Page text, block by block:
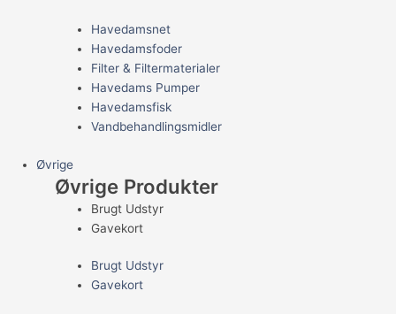
Havedamsnet
Havedamsfoder
Filter & Filtermaterialer
Havedams Pumper
Havedamsfisk
Vandbehandlingsmidler
Øvrige
Øvrige Produkter
Brugt Udstyr
Gavekort
Brugt Udstyr
Gavekort